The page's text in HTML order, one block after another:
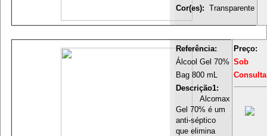
Cor(es): Transparente
Referência:
Álcool Gel 70%
Bag 800 mL
Descrição1:
Alcomax
Gel 70% é um
anti-séptico
que elimina
Preço:
Sob
Consulta